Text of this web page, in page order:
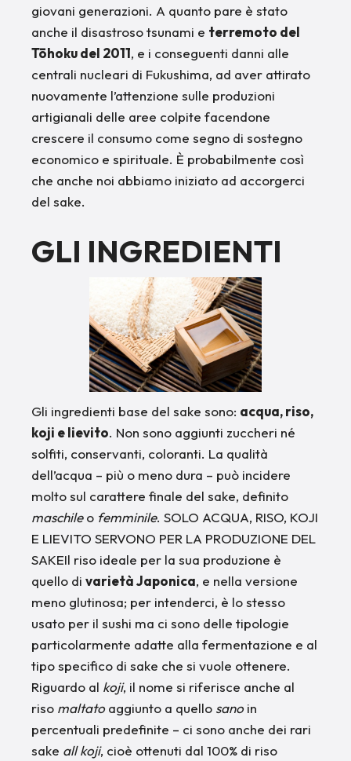
giovani generazioni. A quanto pare è stato
anche il disastroso tsunami e terremoto del
Tōhoku del 2011, e i conseguenti danni alle
centrali nucleari di Fukushima, ad aver attirato
nuovamente l’attenzione sulle produzioni
artigianali delle aree colpite facendone
crescere il consumo come segno di sostegno
economico e spirituale. È probabilmente così
che anche noi abbiamo iniziato ad accorgerci
del sake.
GLI INGREDIENTI
Gli ingredienti base del sake sono: acqua, riso,
koji e lievito. Non sono aggiunti zuccheri né
solfiti, conservanti, coloranti. La qualità
dell’acqua – più o meno dura – può incidere
molto sul carattere finale del sake, definito
maschileo femminile. SOLO ACQUA, RISO, KOJI
E LIEVITO SERVONO PER LA PRODUZIONE DEL
SAKEIl riso ideale per la sua produzione è
quello di varietà Japonica, e nella versione
meno glutinosa; per intenderci, è lo stesso
usato per il sushi ma ci sono delle tipologie
particolarmente adatte alla fermentazione e al
tipo specifico di sake che si vuole ottenere.
Riguardo al koji, il nome si riferisce anche al
riso maltatoaggiunto a quello sanoin
percentuali predefinite – ci sono anche dei rari
sake all koji, cioè ottenuti dal 100% di riso